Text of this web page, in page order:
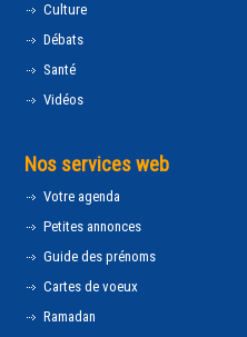
Culture
Débats
Santé
Vidéos
Nos services web
Votre agenda
Petites annonces
Guide des prénoms
Cartes de voeux
Ramadan